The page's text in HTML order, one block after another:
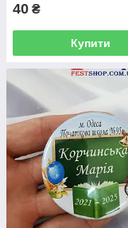
40 ₴
Купити